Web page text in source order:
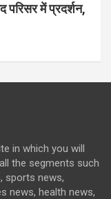
परिसर में प्रदर्शन,
in which you will
the segments such
sports news,
news, health news,